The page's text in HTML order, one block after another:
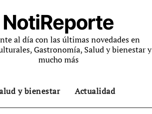
NotiReporte
al día con las últimas novedades en
Gastronomía, Salud y bienestar y
mucho más
y bienestar Actualidad